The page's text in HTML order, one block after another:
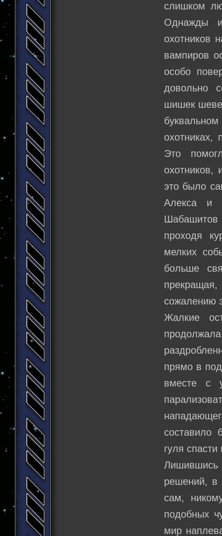
слишком
Однажды
охотников
вампиров
особо
довольно
шишек
охотниках,
Это
это было
Алекса и
Шабашитов
проходя
мелких
больше
сожалению
Жалкие
прямо в
вместе с
составило
гуля
Лишившись
решений, в
сам,
подобных
мир